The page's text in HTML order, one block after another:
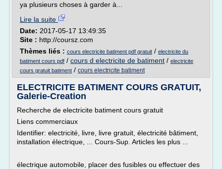
ya plusieurs choses à garder à...
Lire la suite
Date: 2017-05-17 13:49:35
Site : http://coursz.com
Thèmes liés : cours electricite batiment pdf gratuit / electricite du
batiment cours pdf / cours d electricite de batiment / electricite
cours gratuit batiment / cours electricite batiment
ELECTRICITE BATIMENT COURS GRATUIT,
Galerie-Creation
Recherche de electricite batiment cours gratuit
Liens commerciaux
Identifier: electricité, livre, livre gratuit, électricité bâtiment,
installation électrique, ... Cours-Sup. Articles les plus ...
électrique automobile, placer des fusibles ou effectuer des